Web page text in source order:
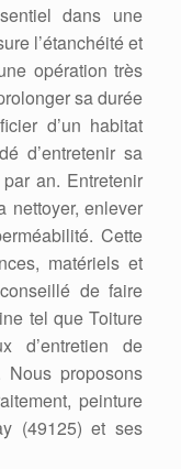
dans une
l’étanchéité et
opération très
sa durée
d’un habitat
d’entretenir sa
an. Entretenir
nettoyer, enlever
Cette
matériels et
de faire
tel que Toiture
d’entretien de
proposons
peinture
(49125) et ses